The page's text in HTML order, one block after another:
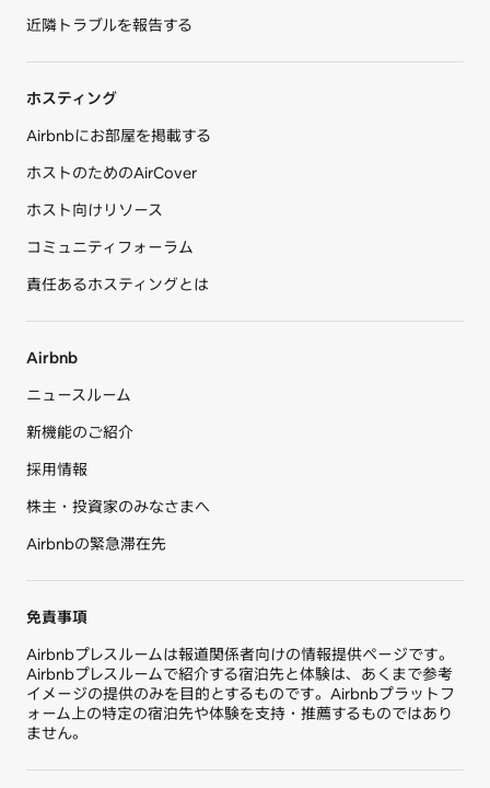
近隣トラブルを報告する
ホスティング
Airbnbにお部屋を掲載する
ホストのためのAirCover
ホスト向けリソース
コミュニティフォーラム
責任あるホスティングとは
Airbnb
ニュースルーム
新機能のご紹介
採用情報
株主・投資家のみなさまへ
Airbnbの緊急滞在先
免責事項
Airbnbプレスルームは報道関係者向けの情報提供ページです。
Airbnbプレスルームで紹介する宿泊先と体験は、あくまで参考
イメージの提供のみを目的とするものです。Airbnbプラットフ
ォーム上の特定の宿泊先や体験を支持・推薦するものではあり
ません。